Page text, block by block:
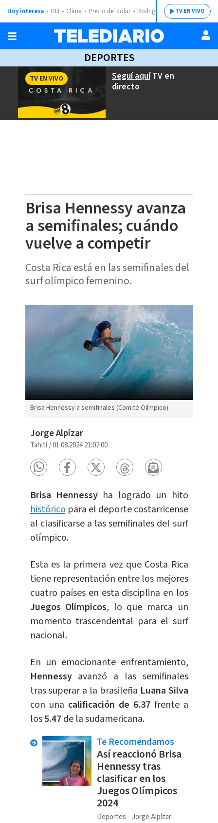
Hoy interesa OIJ Clima Precio del dólar Rodrigo ChavesTV EN VIVO
DEPORTES
Seguí aquíTV en
directo
TV EN VIVO
Brisa Hennessy avanza
a semifinales; cuándo
vuelve a competir
Costa Rica está en las semifinales del
surf olímpico femenino.
Brisa Hennessy a semifinales (Comité Olímpico)
Jorge Alpízar
Tahití/01.08.2024 21:02:00
Brisa Hennessyha logrado un hito
históricopara el deporte costarricense
al clasificarse a las semifinales del surf
olímpico.
Esta es la primera vez que Costa Rica
tiene representación entre los mejores
cuatro países en esta disciplina en los
Juegos Olímpicos, lo que marca un
momento trascendental para el surf
nacional.
En un emocionante enfrentamiento,
Hennessy avanzó a las semifinales
tras superar a la brasileña Luana Silva
con una calificación de 6.37frente a
los5.47de la sudamericana.
Te Recomendamos
Así reaccionó Brisa
Hennessy tras
clasificar en los
Juegos Olímpicos
2024
Deportes Jorge Alpízar